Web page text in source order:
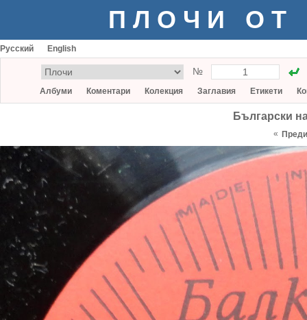
ПЛОЧИ ОТ
Русский English
№
Албуми Коментари Колекция Заглавия Етикети
Български
«